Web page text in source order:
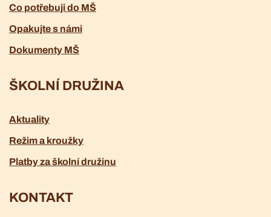
Co potřebuji do MŠ
Opakujte s námi
Dokumenty MŠ
ŠKOLNÍ DRUŽINA
Aktuality
Režim a kroužky
Platby za školní družinu
KONTAKT